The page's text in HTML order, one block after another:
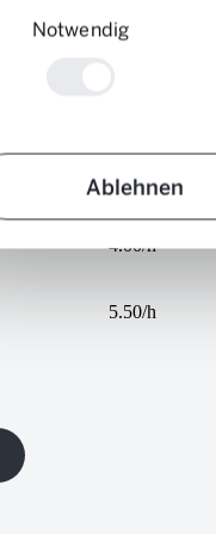
Notwendig
Ablehnen
Tariffa oraria
3.50/h
4.00/h
5.50/h